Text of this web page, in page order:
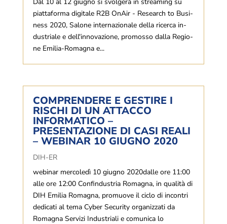
Dal 10 al 12 giugno si svolgerà in streaming su
piattaforma digitale R2B OnAir - Re­sear­ch to Bu­si­
ness 2020, Sa­lo­ne in­ter­na­zio­na­le della ri­cer­ca in­
du­stria­le e del­l'in­no­va­zione, pro­mos­so dalla Re­gio­
ne Emi­lia-Ro­ma­gna e...
COMPRENDERE E GESTIRE I
RISCHI DI UN ATTACCO
INFORMATICO –
PRESENTAZIONE DI CASI REALI
– WEBINAR 10 GIUGNO 2020
DIH-ER
webinar mercoledì 10 giugno 2020dalle ore 11:00
alle ore 12:00 Confindustria Romagna, in qualità di
DIH Emilia Romagna, promuove il ciclo di incontri
dedicati al tema Cyber Security organizzati da
Romagna Servizi Industriali e comunica lo